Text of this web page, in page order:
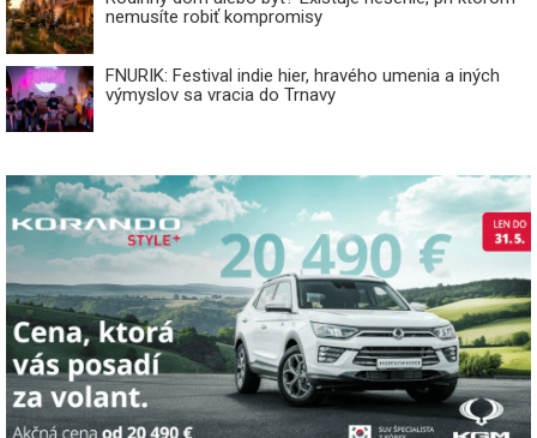
nemusíte robiť kompromisy
FNURIK: Festival indie hier, hravého umenia a iných
výmyslov sa vracia do Trnavy